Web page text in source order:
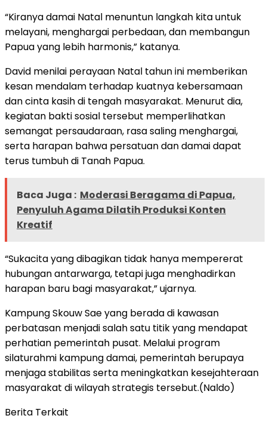
“Kiranya damai Natal menuntun langkah kita untuk
melayani, menghargai perbedaan, dan membangun
Papua yang lebih harmonis,” katanya.
David menilai perayaan Natal tahun ini memberikan
kesan mendalam terhadap kuatnya kebersamaan
dan cinta kasih di tengah masyarakat. Menurut dia,
kegiatan bakti sosial tersebut memperlihatkan
semangat persaudaraan, rasa saling menghargai,
serta harapan bahwa persatuan dan damai dapat
terus tumbuh di Tanah Papua.
Baca Juga : Moderasi Beragama di Papua,
Penyuluh Agama Dilatih Produksi Konten
Kreatif
“Sukacita yang dibagikan tidak hanya mempererat
hubungan antarwarga, tetapi juga menghadirkan
harapan baru bagi masyarakat,” ujarnya.
Kampung Skouw Sae yang berada di kawasan
perbatasan menjadi salah satu titik yang mendapat
perhatian pemerintah pusat. Melalui program
silaturahmi kampung damai, pemerintah berupaya
menjaga stabilitas serta meningkatkan kesejahteraan
masyarakat di wilayah strategis tersebut.(Naldo)
Berita Terkait